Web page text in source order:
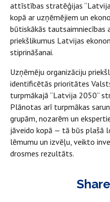
attīstības stratēģijas
kopā ar uzņēmējiem un
būtiskākās
priekšlikumus Latvijas
stiprināšanai.
Uzņēmēju organizāciju
identificētās prioritātes
turpmākajā “Latvija 2050”
Plānotas arī turpmākas
grupām, nozarēm un
jāveido kopā — tā būs plašā
lēmumu un izvēļu, veikto
drosmes rezultāts.
Share